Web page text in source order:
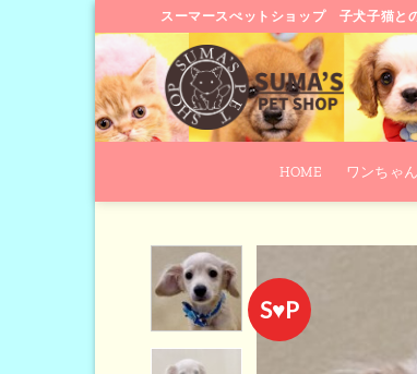
to
content
スーマースぺットショップ 子犬子猫と
HOME ワンちゃ
S♥P